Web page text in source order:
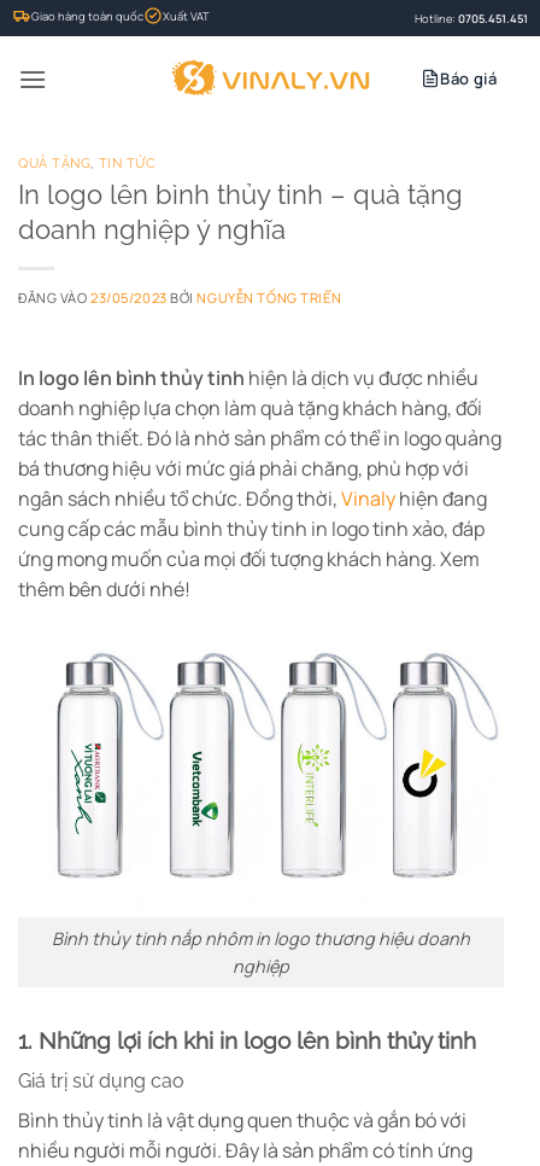
Bỏ
qua
nội
Giao hàng toàn quốc Xuất VAT Hotline: 0705.451.451
Báo giá
QUÀ TẶNG, TIN TỨC
In logo lên bình thủy tinh – quà tặng
doanh nghiệp ý nghĩa
ĐĂNG VÀO23/05/2023 BỞINGUYỄN TỐNG TRIỂN
In logo lên bình thủy tinh hiện là dịch vụ được nhiều
doanh nghiệp lựa chọn làm quà tặng khách hàng, đối
tác thân thiết. Đó là nhờ sản phẩm có thể in logo quảng
bá thương hiệu với mức giá phải chăng, phù hợp với
ngân sách nhiều tổ chức. Đồng thời,Vinalyhiện đang
cung cấp các mẫu bình thủy tinh in logo tinh xảo, đáp
ứng mong muốn của mọi đối tượng khách hàng. Xem
thêm bên dưới nhé!
Bình thủy tinh nắp nhôm in logo thương hiệu doanh
nghiệp
1. Những lợi ích khi in logo lên bình thủy tinh
Giá trị sử dụng cao
Bình thủy tinh là vật dụng quen thuộc và gắn bó với
nhiều người mỗi người. Đây là sản phẩm có tính ứng